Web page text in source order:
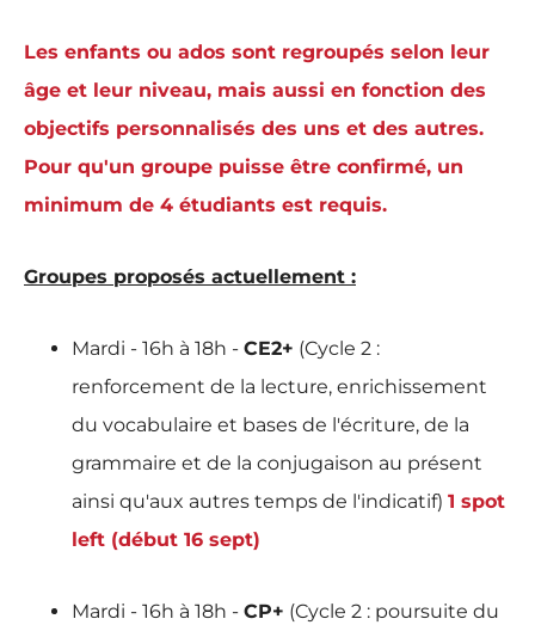
Les enfants ou ados sont regroupés selon leur
âge et leur niveau, mais aussi en fonction des
objectifs personnalisés des uns et des autres.
Pour qu'un groupe puisse être confirmé, un
minimum de 4 étudiants est requis.
Groupes proposés actuellement :
Mardi - 16h à 18h - CE2+ (Cycle 2 :
renforcement de la lecture, enrichissement
du vocabulaire et bases de l'écriture, de la
grammaire et de la conjugaison au présent
ainsi qu'aux autres temps de l'indicatif) 1 spot
left (début 16 sept)
Mardi - 16h à 18h - CP+ (Cycle 2 : poursuite du